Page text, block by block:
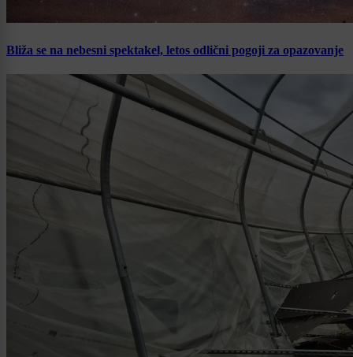
Bliža se na nebesni spektakel, letos odlični pogoji za opazovanje